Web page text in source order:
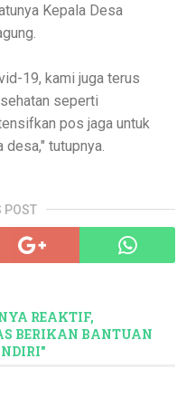
Kepala Desa
19, kami juga terus
seperti
pos jaga untuk
tutupnya.
POST
REAKTIF,
BERIKAN BANTUAN